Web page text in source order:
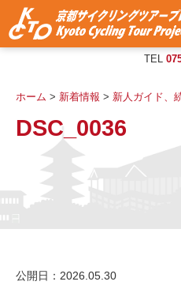
TEL
公開日：2026.05.30
ホーム > 新着情報 > 新人ガイド、
DSC_0036